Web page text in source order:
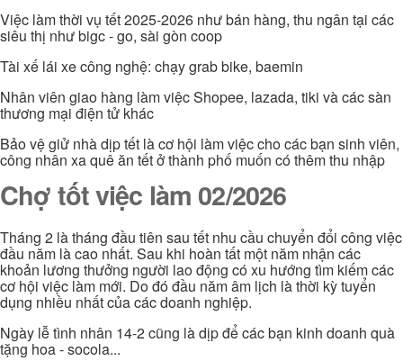
Việc làm thời vụ tết 2025-2026 như bán hàng, thu ngân tại các
siêu thị như bigc - go, sài gòn coop
Tài xế lái xe công nghệ: chạy grab bike, baemin
Nhân viên giao hàng làm việc Shopee, lazada, tiki và các sàn
thương mại điện tử khác
Bảo vệ giử nhà dịp tết là cơ hội làm việc cho các bạn sinh viên,
công nhân xa quê ăn tết ở thành phố muốn có thêm thu nhập
Chợ tốt việc làm 02/2026
Tháng 2 là tháng đầu tiên sau tết nhu cầu chuyển đổi công việc
đầu năm là cao nhất. Sau khi hoàn tất một năm nhận các
khoản lương thưởng người lao động có xu hướng tìm kiếm các
cơ hội việc làm mới. Do đó đầu năm âm lịch là thời kỳ tuyển
dụng nhiều nhất của các doanh nghiệp.
Ngày lễ tình nhân 14-2 cũng là dịp để các bạn kinh doanh quà
tặng hoa - socola...